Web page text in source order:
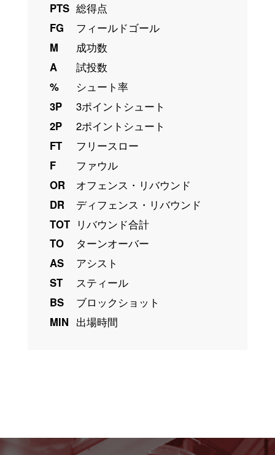
PTS 総得点
FG
フィールドゴール
M
成功数
A
試投数
%
シュート率
3P
3ポイントシュート
2P
2ポイントシュート
FT
フリースロー
F
ファウル
OR
オフェンス・リバウンド
DR
ディフェンス・リバウンド
TOT リバウンド合計
TO
ターンオーバー
AS
アシスト
ST
スティール
BS
ブロックショット
MIN 出場時間